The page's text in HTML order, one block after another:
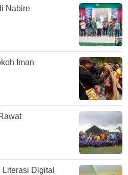
Nabire
Iman
Digital